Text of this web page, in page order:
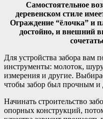
Самостоятельное
деревенском стиле
Ограждение “ёлочка” и
достойно, и внешний
Для устройства забора вам
инструменты: молоток,
измерения и другие.
чтобы забор был прочным и
Начинать строительство
опорных конструкций,